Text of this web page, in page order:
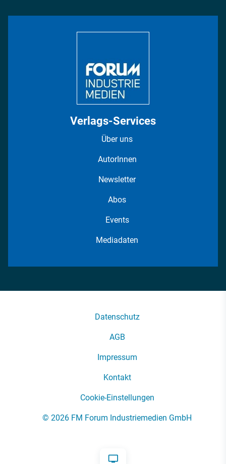
Verlags-Services
Über uns
AutorInnen
Newsletter
Abos
Events
Mediadaten
Datenschutz
AGB
Impressum
Kontakt
Cookie-Einstellungen
© 2026 FM Forum Industriemedien GmbH